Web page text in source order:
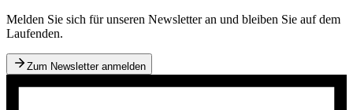
Melden Sie sich für unseren Newsletter an und bleiben Sie auf dem
Laufenden.
Zum Newsletter anmelden